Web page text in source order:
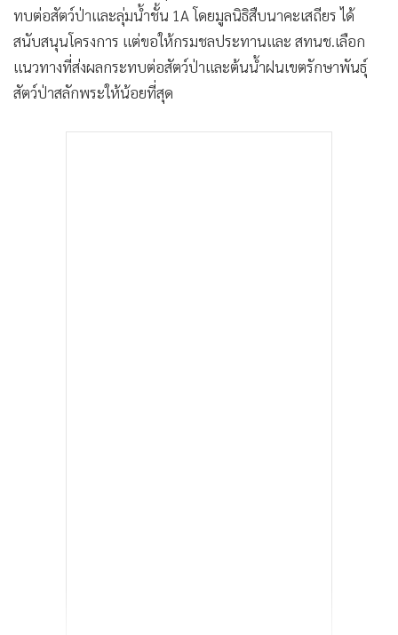
ทบต่อสัตว์ป่าและลุ่มน้ำชั้น 1A โดยมูลนิธิสืบนาคะเสถียร ได้
สนับสนุนโครงการ แต่ขอให้กรมชลประทานและ สทนช.เลือก
แนวทางที่ส่งผลกระทบต่อสัตว์ป่าและต้นน้ำฝนเขตรักษาพันธุ์
สัตว์ป่าสลักพระให้น้อยที่สุด